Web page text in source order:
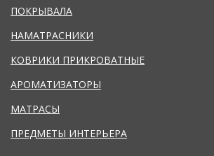
ПОКРЫВАЛА
НАМАТРАСНИКИ
КОВРИКИ ПРИКРОВАТНЫЕ
АРОМАТИЗАТОРЫ
МАТРАСЫ
ПРЕДМЕТЫ ИНТЕРЬЕРА